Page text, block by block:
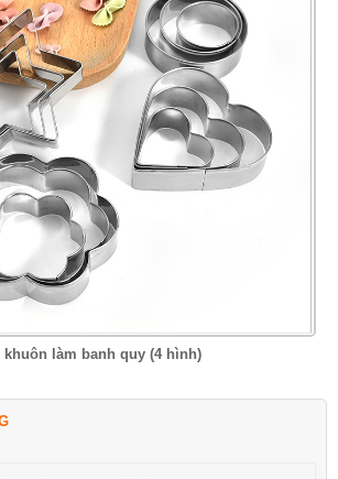
khuôn làm banh quy (4 hình)